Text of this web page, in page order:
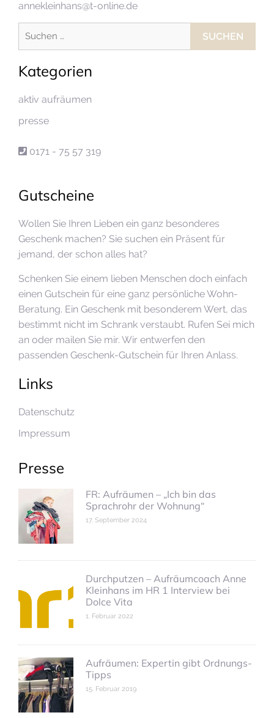
annekleinhans@t-online.de
Kategorien
aktiv aufräumen
presse
0171 - 75 57 319
Gutscheine
Wollen Sie Ihren Lieben ein ganz besonderes
Geschenk machen? Sie suchen ein Präsent für
jemand, der schon alles hat?
Schenken Sie einem lieben Menschen doch einfach
einen Gutschein für eine ganz persönliche Wohn-
Beratung. Ein Geschenk mit besonderem Wert, das
bestimmt nicht im Schrank verstaubt. Rufen Sei mich
an oder mailen Sie mir. Wir entwerfen den
passenden Geschenk-Gutschein für Ihren Anlass.
Links
Datenschutz
Impressum
Presse
FR: Aufräumen – „Ich bin das
Sprachrohr der Wohnung“
17. September 2024
Durchputzen – Aufräumcoach Anne
Kleinhans im HR 1 Interview bei
Dolce Vita
1. Februar 2022
Aufräumen: Expertin gibt Ordnungs-
Tipps
15. Februar 2019